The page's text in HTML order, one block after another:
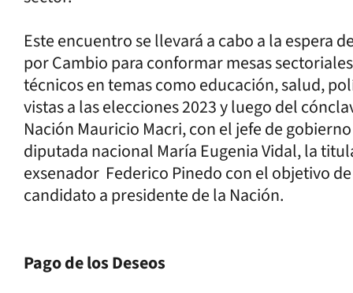
Este encuentro se llevará a cabo a la espera
por Cambio para conformar mesas
técnicos en temas como educación, salud,
vistas a las elecciones 2023 y luego del
Nación Mauricio Macri, con el jefe de
diputada nacional María Eugenia Vidal, la
exsenador Federico Pinedo con el objetivo
candidato a presidente de la Nación.
Pago de los Deseos